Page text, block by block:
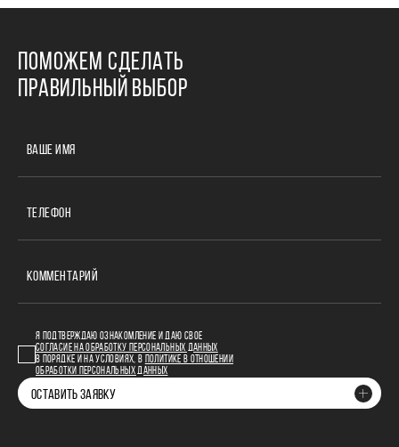
ПОМОЖЕМ СДЕЛАТЬ
ПРАВИЛЬНЫЙ ВЫБОР
ВАШЕ ИМЯ
ТЕЛЕФОН
КОММЕНТАРИЙ
Я ПОДТВЕРЖДАЮ ОЗНАКОМЛЕНИЕ И ДАЮ СВОЕ
СОГЛАСИЕ НА ОБРАБОТКУ ПЕРСОНАЛЬНЫХ ДАННЫХ
В ПОРЯДКЕ И НА УСЛОВИЯХ, В
ПОЛИТИКЕ В ОТНОШЕНИИ
ОБРАБОТКИ ПЕРСОНАЛЬНЫХ ДАННЫХ
ОСТАВИТЬ ЗАЯВКУ